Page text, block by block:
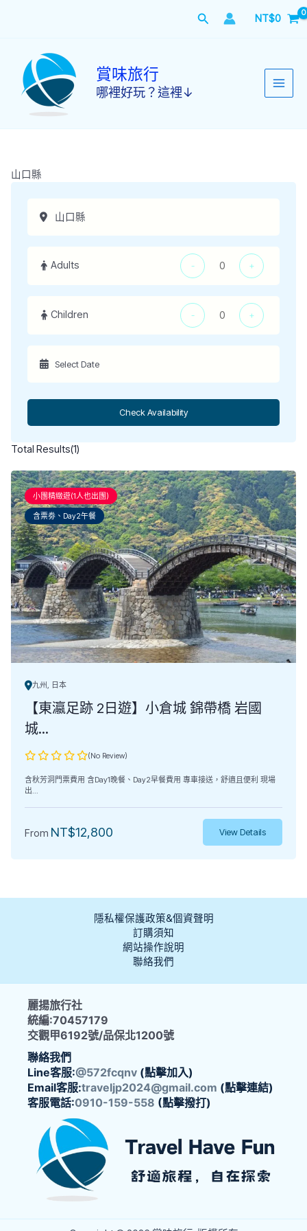
搜
NT$0
賞味旅行
哪裡好玩？這裡↓
山口縣
Total Results(1)
小團精緻遊(1人也出團)
含票劵、Day2午餐
九州, 日本
【東瀛足跡 2日遊】小倉城 錦帶橋 岩國
城...
(No Review)
含秋芳洞門票費用 含Day1晚餐、Day2早餐費用 專車接送，舒適且便利 現場
出...
From NT$12,800 View Details
Adults - +
Children - +
Check Availability
隱私權保護政策&個資聲明
訂購須知
網站操作說明
聯絡我們
麗揚旅行社
統編:70457179
交觀甲6192號/品保北1200號
聯絡我們
Line客服:@572fcqnv (點擊加入)
Email客服:traveljp2024@gmail.com (點擊連結)
客服電話:0910-159-558 (點擊撥打)